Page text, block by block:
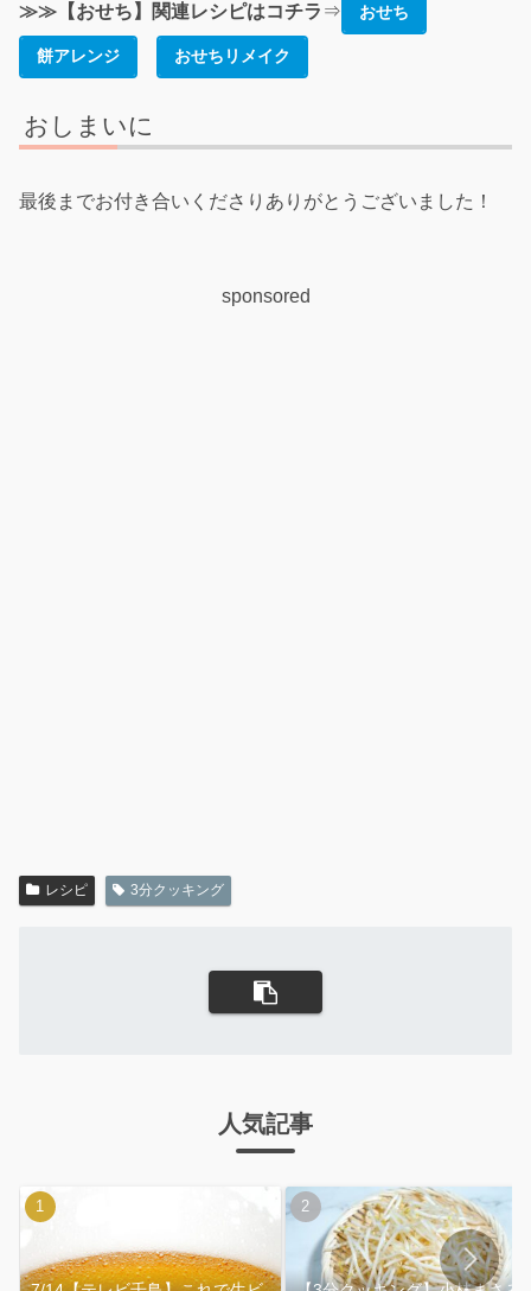
≫≫【おせち】関連レシピはコチラ ⇒ おせち
餅アレンジ おせちリメイク
おしまいに
最後までお付き合いくださりありがとうございました！
sponsored
レシピ 3分クッキング
人気記事